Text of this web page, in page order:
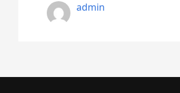
admin